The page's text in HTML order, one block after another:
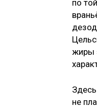
по
жиры
не